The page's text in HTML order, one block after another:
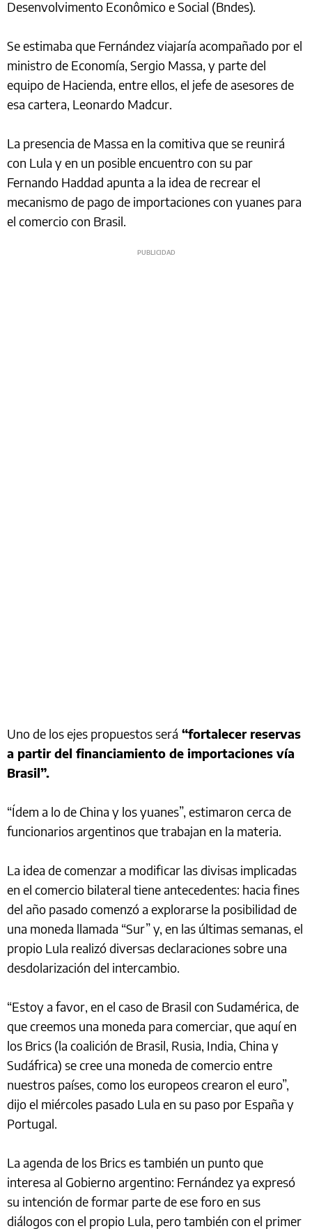
Desenvolvimento Econômico e Social (Bndes).
Se estimaba que Fernández viajaría acompañado por el
ministro de Economía, Sergio Massa, y parte del
equipo de Hacienda, entre ellos, el jefe de asesores de
esa cartera, Leonardo Madcur.
La presencia de Massa en la comitiva que se reunirá
con Lula y en un posible encuentro con su par
Fernando Haddad apunta a la idea de recrear el
mecanismo de pago de importaciones con yuanes para
el comercio con Brasil.
Uno de los ejes propuestos será “fortalecer reservas
a partir del financiamiento de importaciones vía
Brasil”.
“Ídem a lo de China y los yuanes”, estimaron cerca de
funcionarios argentinos que trabajan en la materia.
La idea de comenzar a modificar las divisas implicadas
en el comercio bilateral tiene antecedentes: hacia fines
del año pasado comenzó a explorarse la posibilidad de
una moneda llamada “Sur” y, en las últimas semanas, el
propio Lula realizó diversas declaraciones sobre una
desdolarización del intercambio.
“Estoy a favor, en el caso de Brasil con Sudamérica, de
que creemos una moneda para comerciar, que aquí en
los Brics (la coalición de Brasil, Rusia, India, China y
Sudáfrica) se cree una moneda de comercio entre
nuestros países, como los europeos crearon el euro”,
dijo el miércoles pasado Lula en su paso por España y
Portugal.
La agenda de los Brics es también un punto que
interesa al Gobierno argentino: Fernández ya expresó
su intención de formar parte de ese foro en sus
diálogos con el propio Lula, pero también con el primer